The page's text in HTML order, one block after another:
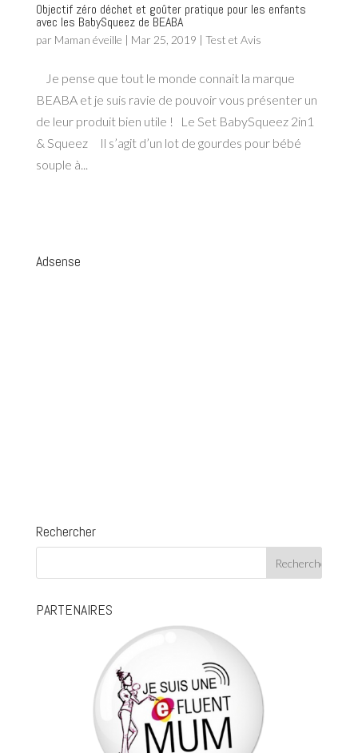
Objectif zéro déchet et goûter pratique pour les enfants
avec les BabySqueez de BEABA
par Maman éveille | Mar 25, 2019 | Test et Avis
Je pense que tout le monde connait la marque
BEABA et je suis ravie de pouvoir vous présenter un
de leur produit bien utile ! Le Set BabySqueez 2in1
& Squeez Il s’agit d’un lot de gourdes pour bébé
souple à...
Adsense
Rechercher
PARTENAIRES